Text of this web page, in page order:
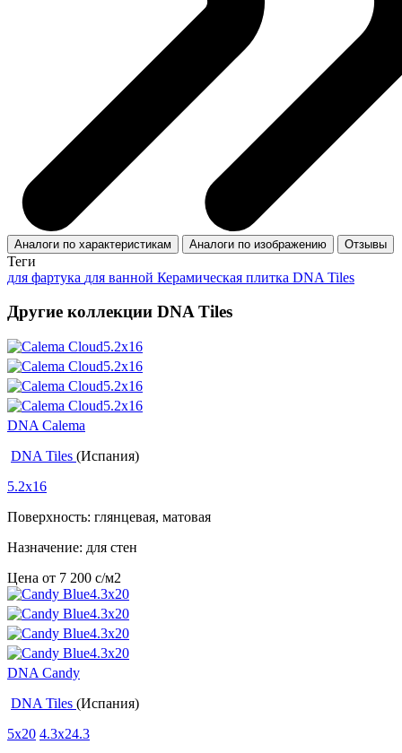
Аналоги по характеристикам Аналоги по изображению Отзывы
Теги
для фартука для ванной Керамическая плитка DNA Tiles
Другие коллекции DNA Tiles
DNA Calema
DNA Tiles (Испания)
5.2x16
Поверхность: глянцевая, матовая
Назначение: для стен
Цена от 7 200 c/м2
DNA Candy
DNA Tiles (Испания)
5x20 4.3x24.3